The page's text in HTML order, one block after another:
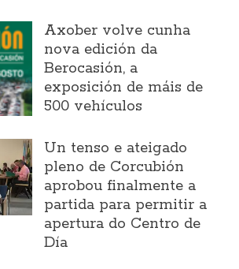
Axober volve cunha
nova edición da
Berocasión, a
exposición de máis de
500 vehículos
Un tenso e ateigado
pleno de Corcubión
aprobou finalmente a
partida para permitir a
apertura do Centro de
Día